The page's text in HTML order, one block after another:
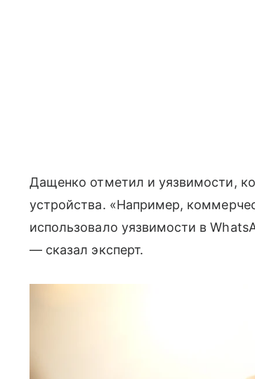
Дащенко отметил и уязвимости,
устройства. «Например,
использовало уязвимости в
— сказал эксперт.